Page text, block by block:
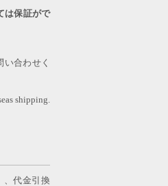
は保証がで
合わせく
shipping.
、代金引換